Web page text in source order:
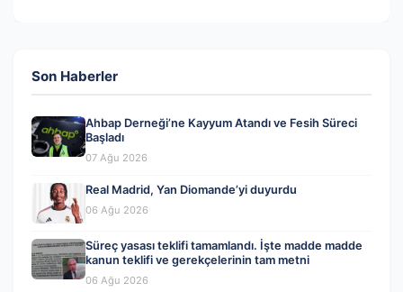
Son Haberler
Ahbap Derneği’ne Kayyum Atandı ve Fesih Süreci
Başladı
07 Ağu 2026
Real Madrid, Yan Diomande’yi duyurdu
06 Ağu 2026
Süreç yasası teklifi tamamlandı. İşte madde madde
kanun teklifi ve gerekçelerinin tam metni
06 Ağu 2026